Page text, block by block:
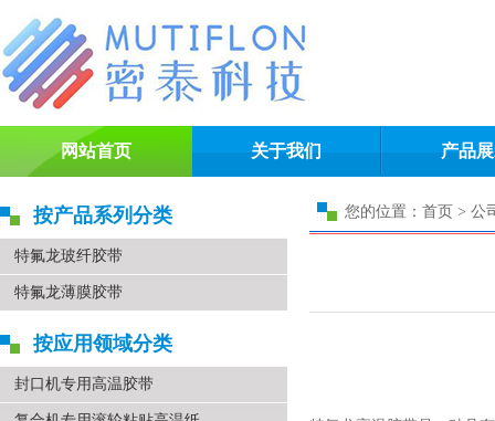
网站首页 关于我们 产品
按产品系列分类
特氟龙玻纤胶带
特氟龙薄膜胶带
按应用领域分类
封口机专用高温胶带
您的位置：首页 > 公